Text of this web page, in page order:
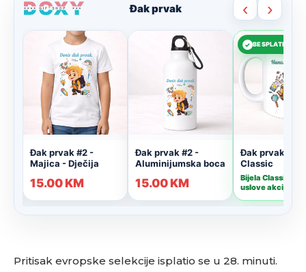
Pritisak evropske selekcije isplatio se u 28. minuti.